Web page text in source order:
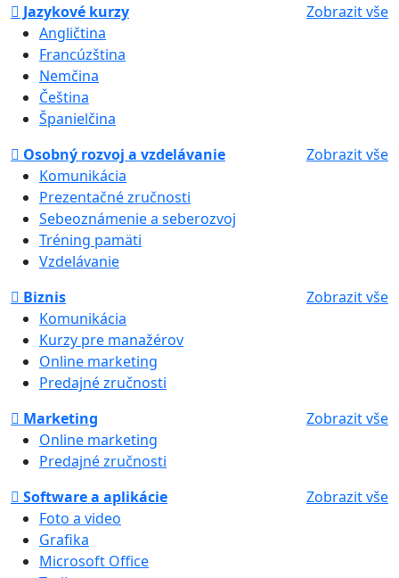
Jazykové kurzy
Zobrazit vše
Angličtina
Francúzština
Nemčina
Čeština
Španielčina
Osobný rozvoj a vzdelávanie
Zobrazit vše
Komunikácia
Prezentačné zručnosti
Sebeoznámenie a seberozvoj
Tréning pamäti
Vzdelávanie
Biznis
Zobrazit vše
Komunikácia
Kurzy pre manažérov
Online marketing
Predajné zručnosti
Marketing
Zobrazit vše
Online marketing
Predajné zručnosti
Software a aplikácie
Zobrazit vše
Foto a video
Grafika
Microsoft Office